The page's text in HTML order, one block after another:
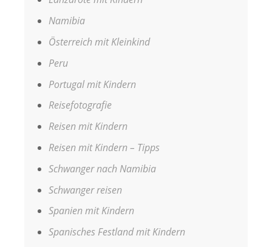
Namibia
Österreich mit Kleinkind
Peru
Portugal mit Kindern
Reisefotografie
Reisen mit Kindern
Reisen mit Kindern – Tipps
Schwanger nach Namibia
Schwanger reisen
Spanien mit Kindern
Spanisches Festland mit Kindern